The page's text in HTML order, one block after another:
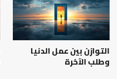
التوازن بين عمل الدنيا
وطلب الآخرة